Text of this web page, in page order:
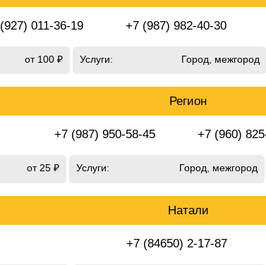
011-36-19 +7 (987) 982-40-30
от 100 ₽ Услуги: Город, межгород
Регион
+7 (987) 950-58-45 +7 (960)
от 25 ₽ Услуги: Город, межгород
Натали
+7 (84650) 2-17-87